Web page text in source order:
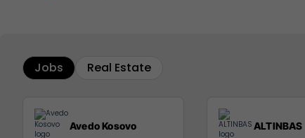
Jobs Real Estate
Avedo Kosovo ALTINBAS